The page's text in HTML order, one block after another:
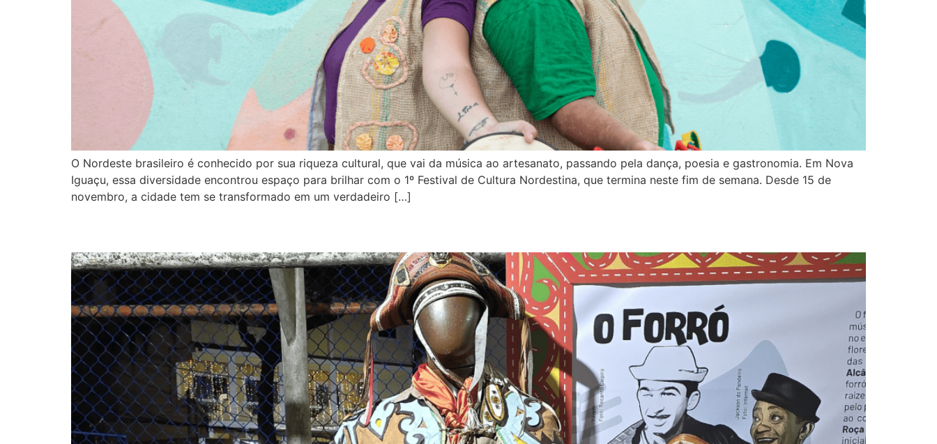
O Nordeste brasileiro é conhecido por sua riqueza cultural, que vai da música ao artesanato, passando pela dança, poesia e gastronomia. Em Nova
Iguaçu, essa diversidade encontrou espaço para brilhar com o 1º Festival de Cultura Nordestina, que termina neste fim de semana. Desde 15 de
novembro, a cidade tem se transformado em um verdadeiro […]